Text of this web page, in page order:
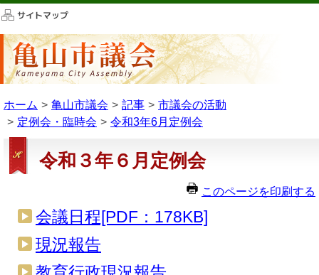
ホーム 亀山市議会 記事
市議会の活動
定例会・臨時会
令和3年6月定例会
令和３年６月定例会
このページを印刷する
会議日程[PDF：178KB]
現況報告